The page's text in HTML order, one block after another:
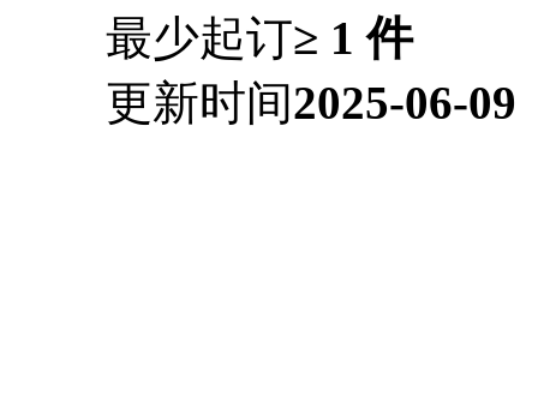
最少起订≥ 1 件
更新时间2025-06-09